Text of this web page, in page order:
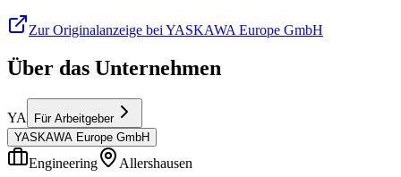
Zur Originalanzeige bei YASKAWA Europe GmbH
Über das Unternehmen
YA
Für Arbeitgeber
YASKAWA Europe GmbH
Engineering
Allershausen